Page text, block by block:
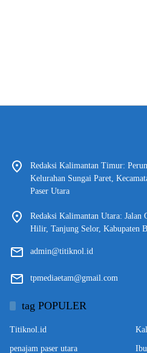
Redaksi Kalimantan Timur:
Kelurahan Sungai Paret,
Paser Utara
Redaksi Kalimantan Utara:
Hilir, Tanjung Selor, Kabupaten
admin@titiknol.id
tpmediaetam@gmail.com
tag POPULER
Titiknol.id
penajam paser utara